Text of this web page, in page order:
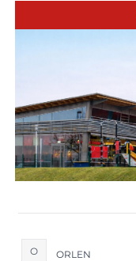
O ORLEN